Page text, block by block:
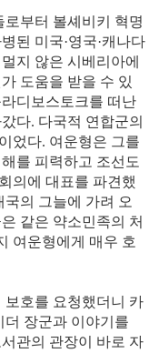
부터 볼셰비키 혁명
된 미국·영국·캐나다
지 않은 시베리아에
도움을 받을 수 있
디보스토크를 떠난
다. 다국적 연합군의
었다. 여운형은 그를
를 피력하고 조선도
의에 대표를 파견했
의 그늘에 가려 오
같은 약소민족의 처
여운형에게 매우 호
보호를 요청했더니 카
더 장군과 이야기를
관의 관장이 바로 자